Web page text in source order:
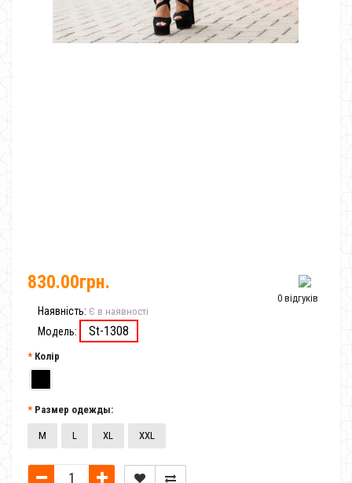
0 відгуків
830.00грн.
Наявність: Є в наявності
Модель: St-1308
Колір
Размер одежды:
M L XL XXL